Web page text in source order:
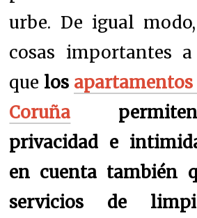
urbe. De igual
cosas importantes
que los
Coruña
privacidad e
en cuenta también
servicios de